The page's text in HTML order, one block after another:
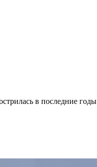
в последние годы